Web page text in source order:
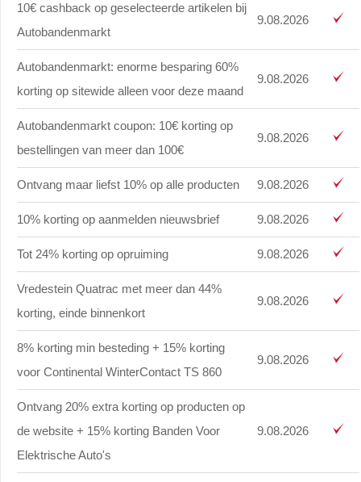
10€ cashback op geselecteerde artikelen bij
Autobandenmarkt
9.08.2026
Autobandenmarkt: enorme besparing 60%
korting op sitewide alleen voor deze maand
9.08.2026
Autobandenmarkt coupon: 10€ korting op
bestellingen van meer dan 100€
9.08.2026
Ontvang maar liefst 10% op alle producten 9.08.2026
10% korting op aanmelden nieuwsbrief 9.08.2026
Tot 24% korting op opruiming 9.08.2026
Vredestein Quatrac met meer dan 44%
korting, einde binnenkort
9.08.2026
8% korting min besteding + 15% korting
voor Continental WinterContact TS 860
9.08.2026
Ontvang 20% extra korting op producten op
de website + 15% korting Banden Voor
Elektrische Auto's
9.08.2026